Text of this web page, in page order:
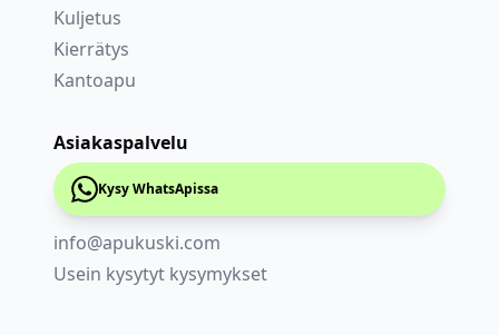
Kuljetus
Kierrätys
Kantoapu
Asiakaspalvelu
Kysy WhatsApissa
info@apukuski.com
Usein kysytyt kysymykset